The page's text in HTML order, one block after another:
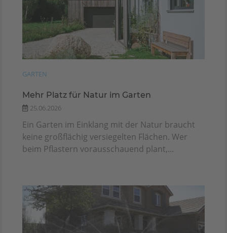
GARTEN
Mehr Platz für Natur im Garten
25.06.2026
Ein Garten im Einklang mit der Natur braucht
keine großflächig versiegelten Flächen. Wer
beim Pflastern vorausschauend plant,...